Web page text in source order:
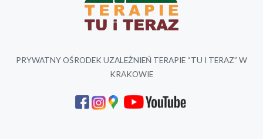
PRYWATNY OŚRODEK UZALEŻNIEŃ TERAPIE “TU I TERAZ” W
KRAKOWIE